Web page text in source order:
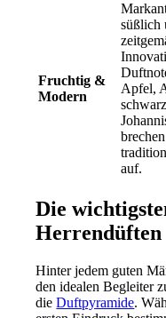
Fruchtig &
Modern
süßlich
Apfel,
brechen
auf.
Die
Herrendüften
Hinter jedem guten
den idealen Begleiter
dieDuftpyramide.